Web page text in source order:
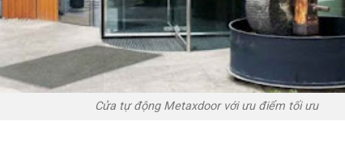
Cửa tự động Metaxdoor với ưu điểm tối ưu